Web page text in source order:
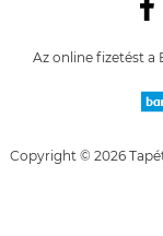
Az online fizetést a
Copyright © 2026